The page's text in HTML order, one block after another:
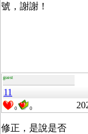
號，謝謝！
guest
11
0 0
修正，是說是否